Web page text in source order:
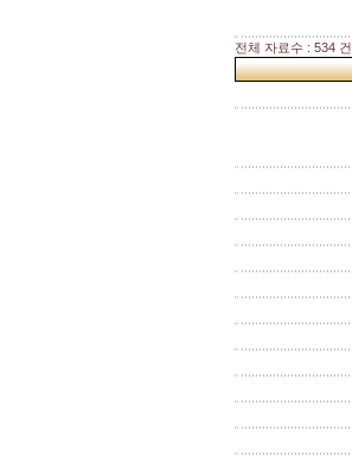
전체 자료수 : 534 건